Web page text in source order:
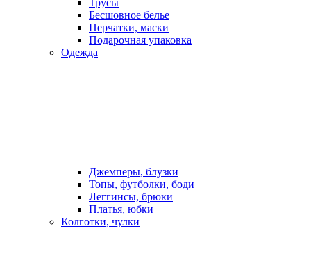
Трусы
Бесшовное белье
Перчатки, маски
Подарочная упаковка
Одежда
Джемперы, блузки
Топы, футболки, боди
Леггинсы, брюки
Платья, юбки
Колготки, чулки